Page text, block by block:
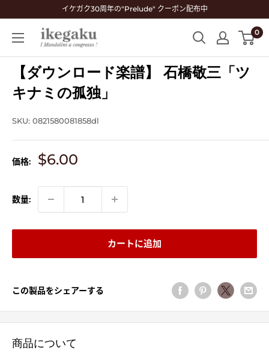
ン
イケガク30周年の"Prelude" クーポン配布中
Mandolin
&
Guitar
Shop
ikegaku
0
【ダウンロード楽譜】 石橋敬三「ツ
キナミの孤独」
SKU: 0821580081858dl
価格:
販
価
格
$6.00
数量:
カートに追加
この製品をシェアーする
商品について